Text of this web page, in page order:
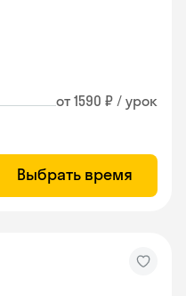
от 1590 ₽ / урок
Выбрать время